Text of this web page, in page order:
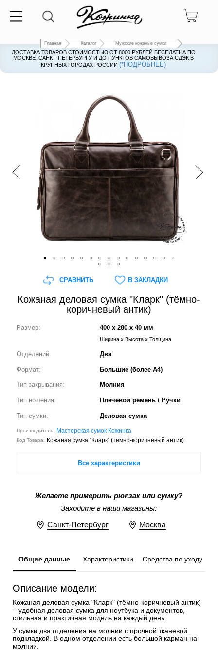
Главная Каталог Мужские кожаные сумки
ДОСТАВКА ТОВАРОВ СТОИМОСТЬЮ ОТ 8000 РУБЛЕЙ БЕСПЛАТНА ПО
МОСКВЕ, САНКТ-ПЕТЕРБУРГУ И ДО ПУНКТОВ САМОВЫВОЗА СДЭК В
КРУПНЫХ ГОРОДАХ РОССИИ(*ПОДРОБНЕЕ)
ДОСТАВКА ТОВАРОВ СТОИМОСТЬЮ ОТ 8000 РУБЛЕЙ БЕСПЛАТНА ПО
МОСКВЕ, САНКТ-ПЕТЕРБУРГУ И ДО ПУНКТОВ САМОВЫВОЗА СДЭК В
КРУПНЫХ ГОРОДАХ РОССИИ(*ПОДРОБНЕЕ)
Кожаная деловая сумка "Кларк" (тёмно-
коричневый антик)
Размер: 400 x 280 x 40 мм
Ширина x Высота x Толщина
Отделений: Два
Формат: Большие (более А4)
Тип закрывания: Молния
Тип ношения: Плечевой ремень / Ручки
Тип сумки: Деловая сумка
Производитель: Мастерская сумок Кожинка
Код Товара: Кожаная сумка "Кларк" (тёмно-коричневый антик)
Все характеристики
Желаете примерить рюкзак или сумку?
Заходите в наши магазины:
Санкт-Петербург Москва
СРАВНИТЬ В ЗАКЛАДКИ
Общие данные Характеристики Средства по уходу
Описание модели:
Кожаная деловая сумка "Кларк" (тёмно-коричневый антик)
– удобная деловая сумка для ноутбука и документов,
стильная и практичная модель на каждый день.
У сумки два отделения на молнии с прочной тканевой
подкладкой. В одном отделении есть большой карман на
молнии.